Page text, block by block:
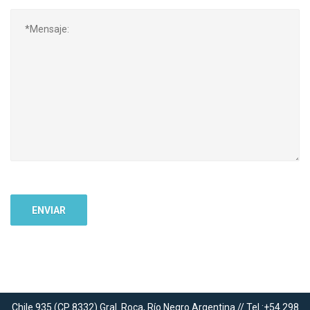
Chile 935 (CP 8332) Gral. Roca, Río Negro Argentina // Tel.:+54 298